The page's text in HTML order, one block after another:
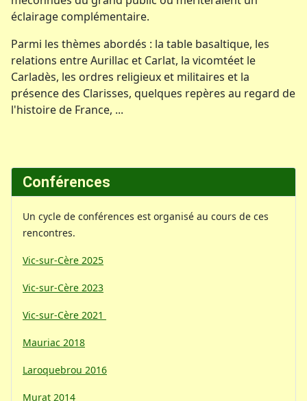
éclairage complémentaire.
Parmi les thèmes abordés : la table basaltique, les
relations entre Aurillac et Carlat, la vicomtéet le
Carladès, les ordres religieux et militaires et la
présence des Clarisses, quelques repères au regard de
l'histoire de France, ...
Conférences
Un cycle de conférences est organisé au cours de ces
rencontres.
Vic-sur-Cère 2025
Vic-sur-Cère 2023
Vic-sur-Cère 2021
Mauriac 2018
Laroquebrou 2016
Murat 2014